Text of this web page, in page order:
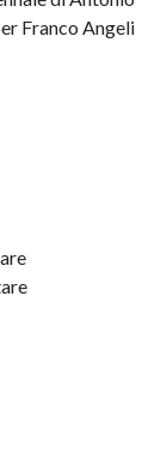
Franco Angeli